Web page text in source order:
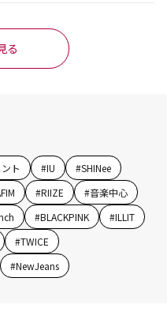
る
ト #IU #SHINee
#RIIZE #音楽中心
#BLACKPINK #ILLIT
#TWICE
#NewJeans